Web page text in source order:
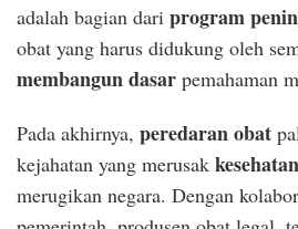
adalah bagian dari program
obat yang harus didukung oleh
membangun dasar pemahaman
Pada akhirnya, peredaran obat
kejahatan yang merusak
merugikan negara. Dengan